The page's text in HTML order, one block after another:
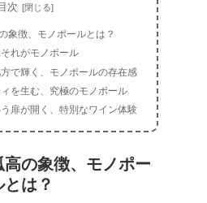
次
象徴、モノポールとは？
れがモノポール
で輝く、モノポールの存在感
を生む、究極のモノポール
扉が開く、特別なワイン体験
の象徴、モノポー
とは？